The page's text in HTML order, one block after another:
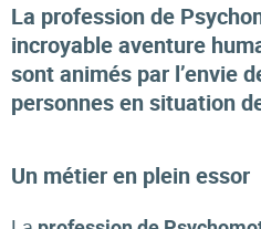
La profession de
incroyable aventure
sont animés par l’envie
personnes en situation
Un métier en plein essor